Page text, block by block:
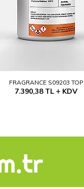
FRAGRANCE S09203 TOP
7.390,38TL KDV